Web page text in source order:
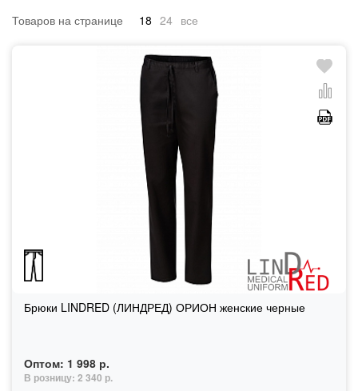
Товаров на странице 18 24 все
Брюки LINDRED (ЛИНДРЕД) ОРИОН женские черные
Оптом: 1 998 р.
В розницу: 2 340 р.